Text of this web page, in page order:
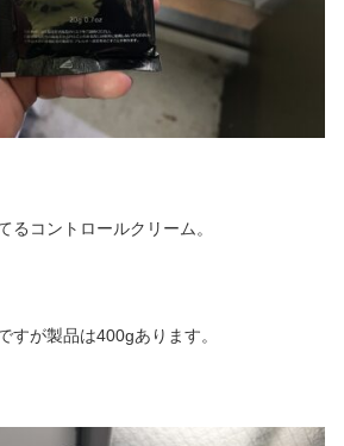
るコントロールクリーム。
すが製品は400gあります。